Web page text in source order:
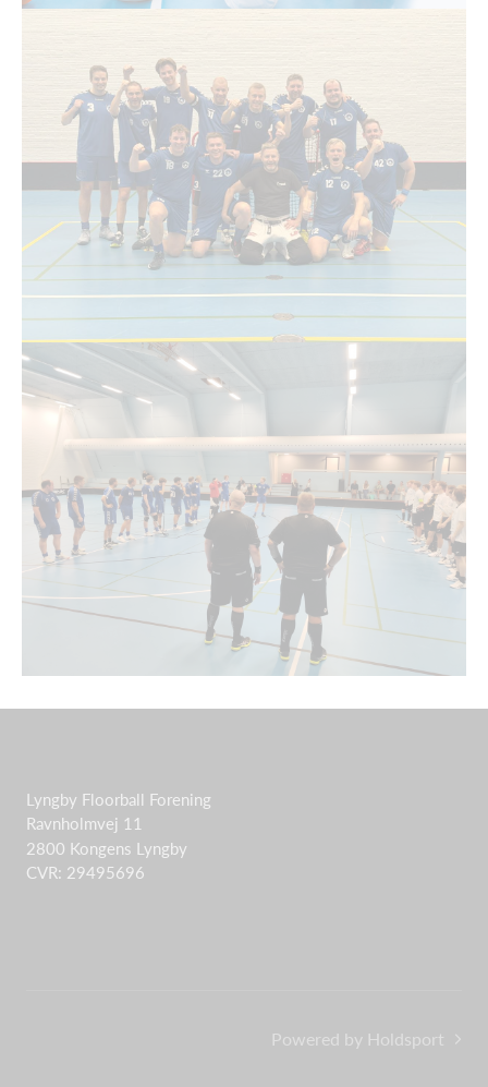
Lyngby Floorball Forening
Ravnholmvej 11
2800 Kongens Lyngby
CVR: 29495696
Powered by Holdsport